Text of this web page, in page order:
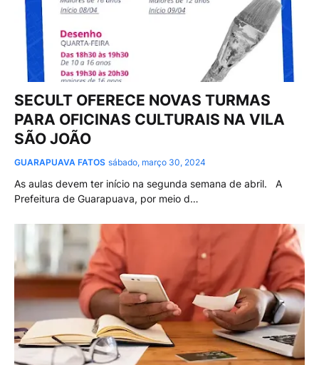
SECULT OFERECE NOVAS TURMAS
PARA OFICINAS CULTURAIS NA VILA
SÃO JOÃO
GUARAPUAVA FATOS sábado, março 30, 2024
As aulas devem ter início na segunda semana de abril. A
Prefeitura de Guarapuava, por meio d…